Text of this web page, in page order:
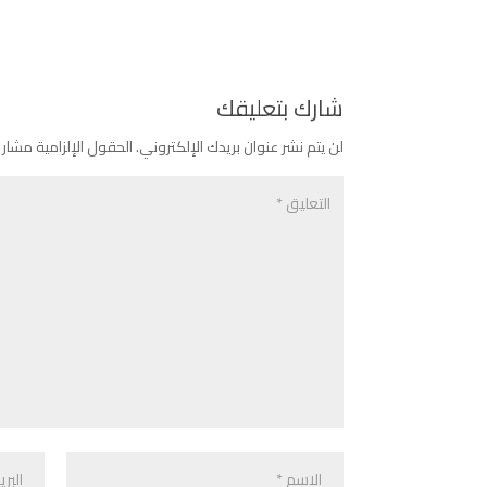
شارك بتعليقك
لن يتم نشر عنوان بريدك الإلكتروني.الحقول الإلزامية مشار